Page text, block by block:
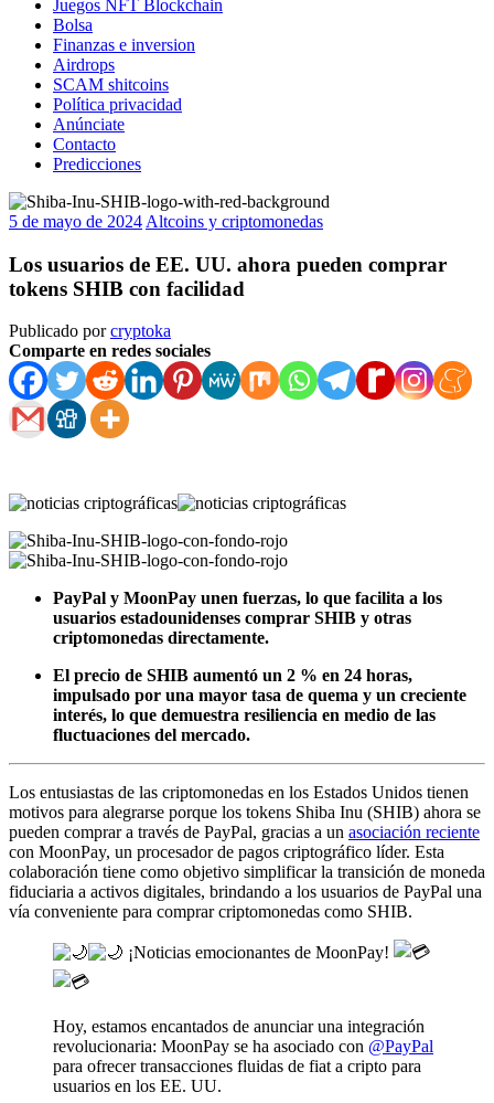
Juegos NFT Blockchain
Bolsa
Finanzas e inversion
Airdrops
SCAM shitcoins
Política privacidad
Anúnciate
Contacto
Predicciones
5 de mayo de 2024 Altcoins y criptomonedas
Los usuarios de EE. UU. ahora pueden comprar
tokens SHIB con facilidad
Publicado porcryptoka
Comparte en redes sociales
PayPal y MoonPay unen fuerzas, lo que facilita a los
usuarios estadounidenses comprar SHIB y otras
criptomonedas directamente.
El precio de SHIB aumentó un 2 % en 24 horas,
impulsado por una mayor tasa de quema y un creciente
interés, lo que demuestra resiliencia en medio de las
fluctuaciones del mercado.
Los entusiastas de las criptomonedas en los Estados Unidos tienen
motivos para alegrarse porque los tokens Shiba Inu (SHIB) ahora se
pueden comprar a través de PayPal, gracias a un asociación reciente
con MoonPay, un procesador de pagos criptográfico líder. Esta
colaboración tiene como objetivo simplificar la transición de moneda
fiduciaria a activos digitales, brindando a los usuarios de PayPal una
vía conveniente para comprar criptomonedas como SHIB.
¡Noticias emocionantes de MoonPay!
Hoy, estamos encantados de anunciar una integración
revolucionaria: MoonPay se ha asociado con @PayPal
para ofrecer transacciones fluidas de fiat a cripto para
usuarios en los EE. UU.